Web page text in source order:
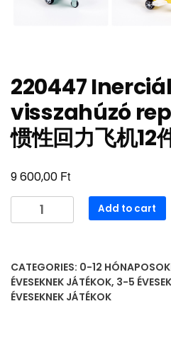
220447
visszahúzó
惯性回力飞机12
9 600,00 Ft
220447
Inerciális
惯
性
回
Add to cart
CATEGORIES: 0-12
ÉVESEKNEK JÁTÉKOK, 3-5
ÉVESEKNEK JÁTÉKOK